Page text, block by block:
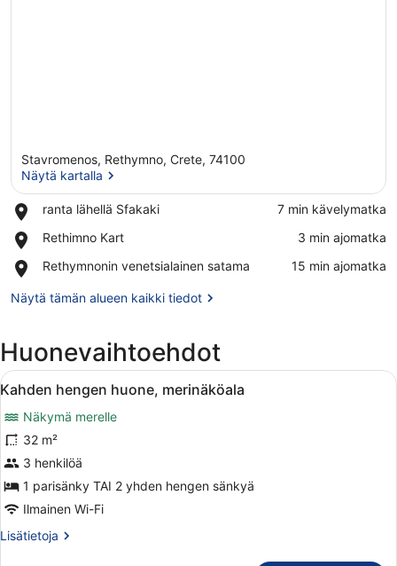
Stavromenos, Rethymno, Crete, 74100
Näytä kartalla
ranta lähellä Sfakaki
Place,
lähellä
‪7 min kävelymatka‬
Rethimno Kart
Place,
Kart
‪3 min ajomatka‬
Rethymnonin venetsialainen satama
Place,
venetsialainen
‪15 min ajomatka‬
Näytä tämän alueen kaikki tiedot
Huonevaihtoehdot
Avaa
kaikki
huonetyypin
Kahden
hengen
huone,
merinäköala
Hotellihuone, jossa on kaksi
7
Kahden hengen huone, merinäköala
Näkymä merelle
32 m²
3 henkilöä
1 parisänky TAI 2 yhden hengen sänkyä
Ilmainen Wi-Fi
Lisätietoja
Lisätietoja